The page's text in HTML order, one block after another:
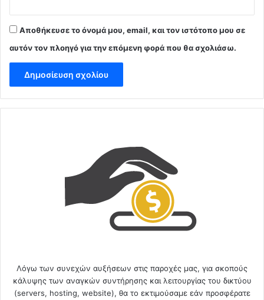
Αποθήκευσε το όνομά μου, email, και τον ιστότοπο μου σε
αυτόν τον πλοηγό για την επόμενη φορά που θα σχολιάσω.
Λόγω των συνεχών αυξήσεων στις παροχές μας, για σκοπούς
κάλυψης των αναγκών συντήρησης και λειτουργίας του δικτύου
(servers, hosting, website), θα το εκτιμούσαμε εάν προσφέρατε